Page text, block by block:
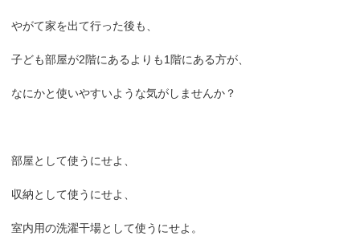
やがて家を出て行った後も、
子ども部屋が2階にあるよりも1階にある方が、
なにかと使いやすいような気がしませんか？
部屋として使うにせよ、
収納として使うにせよ、
室内用の洗濯干場として使うにせよ。